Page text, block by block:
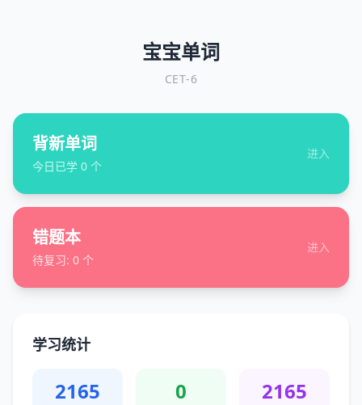
宝宝单词
CET-6
背新单词
今日已学 0 个
进入
错题本
待复习: 0 个
进入
学习统计
2165 0 2165